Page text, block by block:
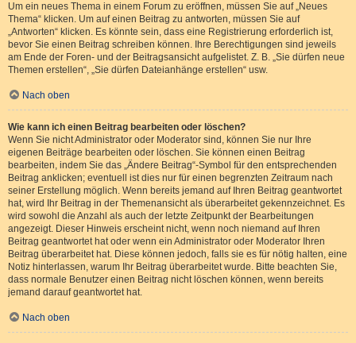
Um ein neues Thema in einem Forum zu eröffnen, müssen Sie auf „Neues
Thema“ klicken. Um auf einen Beitrag zu antworten, müssen Sie auf
„Antworten“ klicken. Es könnte sein, dass eine Registrierung erforderlich ist,
bevor Sie einen Beitrag schreiben können. Ihre Berechtigungen sind jeweils
am Ende der Foren- und der Beitragsansicht aufgelistet. Z. B. „Sie dürfen neue
Themen erstellen“, „Sie dürfen Dateianhänge erstellen“ usw.
Nach oben
Wie kann ich einen Beitrag bearbeiten oder löschen?
Wenn Sie nicht Administrator oder Moderator sind, können Sie nur Ihre
eigenen Beiträge bearbeiten oder löschen. Sie können einen Beitrag
bearbeiten, indem Sie das „Ändere Beitrag“-Symbol für den entsprechenden
Beitrag anklicken; eventuell ist dies nur für einen begrenzten Zeitraum nach
seiner Erstellung möglich. Wenn bereits jemand auf Ihren Beitrag geantwortet
hat, wird Ihr Beitrag in der Themenansicht als überarbeitet gekennzeichnet. Es
wird sowohl die Anzahl als auch der letzte Zeitpunkt der Bearbeitungen
angezeigt. Dieser Hinweis erscheint nicht, wenn noch niemand auf Ihren
Beitrag geantwortet hat oder wenn ein Administrator oder Moderator Ihren
Beitrag überarbeitet hat. Diese können jedoch, falls sie es für nötig halten, eine
Notiz hinterlassen, warum Ihr Beitrag überarbeitet wurde. Bitte beachten Sie,
dass normale Benutzer einen Beitrag nicht löschen können, wenn bereits
jemand darauf geantwortet hat.
Nach oben